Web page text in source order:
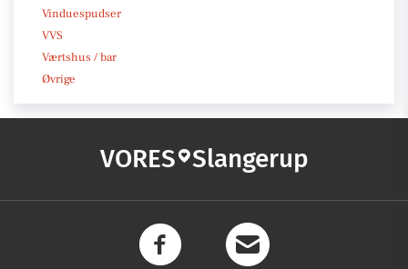
Vinduespudser
VVS
Værtshus / bar
Øvrige
VORES Slangerup